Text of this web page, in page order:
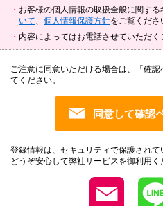
お客様の個人情報の取扱全般に関する
いて、 個人情報保護方針をご覧くださ
内容によってはお電話させていただく
ご注意に同意いただける場合は、「確
てください。
登録情報は、セキュリティで保護されて
どうぞ安心して弊社サービスを御利用く